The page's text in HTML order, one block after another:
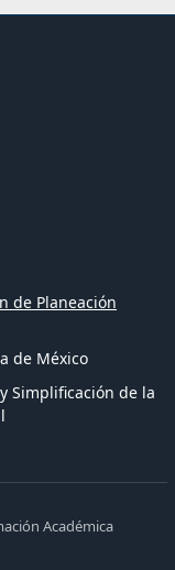
de Planeación
de México
Simplificación de la
Académica